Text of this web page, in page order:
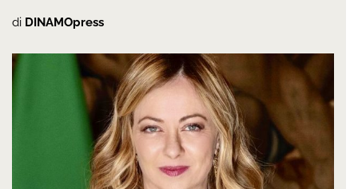
di DINAMOpress